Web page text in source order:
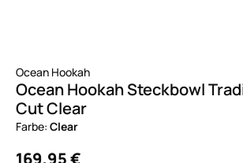
Ocean Hookah
Ocean Hookah Steckbowl
Cut Clear
Farbe: Clear
169,95 €